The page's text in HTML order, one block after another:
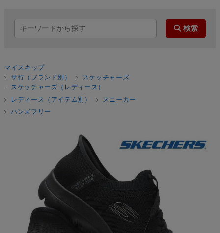
マイスキップ
サ行（ブランド別）
スケッチャーズ
スケッチャーズ（レディース）
レディース（アイテム別）
スニーカー
ハンズフリー